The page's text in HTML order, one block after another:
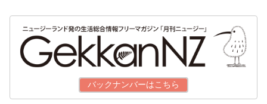
バックナンバーはこちら